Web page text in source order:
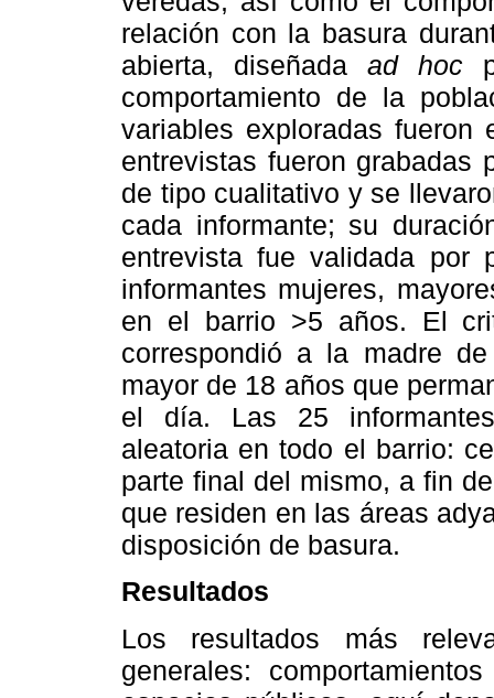
relación con la basura
abierta, diseñada ad hoc
comportamiento de la
variables exploradas
entrevistas fueron grabadas
de tipo cualitativo y se
cada informante; su
entrevista fue validada por
informantes mujeres,
en el barrio >5 años. El
correspondió a la madre
mayor de 18 años que
el día. Las 25
aleatoria en todo el barrio:
parte final del mismo, a fin
que residen en las áreas
disposición de basura.
Resultados
Los resultados más
generales: